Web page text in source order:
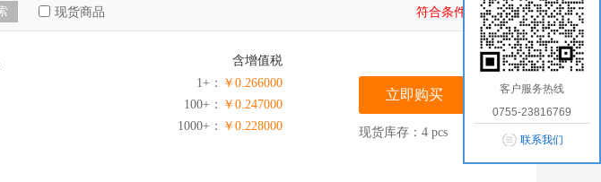
符合条件商品：1
现货商品
含增值税
1+： ￥0.266000
100+： ￥0.247000
1000+： ￥0.228000
立即购买
现货库存：4 pcs
客户服务热线
0755-23816769
联系我们